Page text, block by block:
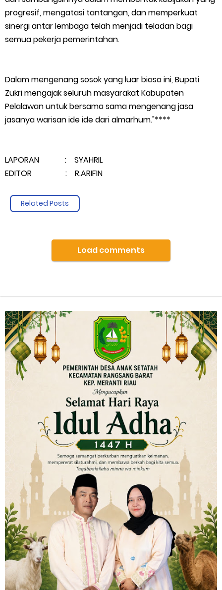
progresif, mengatasi tantangan, dan memperkuat
sinergi antar lembaga telah menjadi teladan bagi
semua pekerja pemerintahan.
Dalam mengenang sosok yang luar biasa ini, Bupati
Zukri mengajak seluruh masyarakat Kabupaten
Pelalawan untuk bersama sama mengenang jasa
jasanya warisan ide ide dari almarhum."****
LAPORAN : SYAHRIL
EDITOR : R.ARIFIN
Related Posts
Load comments